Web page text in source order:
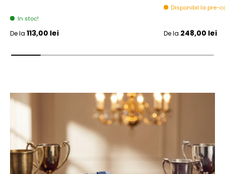
In stoc!
Pret initial
De la 113,00 lei
Disponibil la pre-
Pret initial
De la 248,00 lei